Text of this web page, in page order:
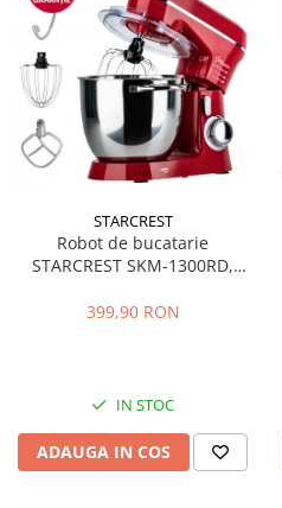
STARCREST
Robot de bucatarie
STARCREST SKM-1300RD,
Accesorii, 10 Viteze + Pulse,
399,90 RON
IN STOC
ADAUGA IN COS